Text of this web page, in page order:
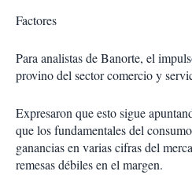
Factores
Para analistas de Banorte, el
provino del sector comercio y
Expresaron que esto sigue
que los fundamentales del
ganancias en varias cifras del
remesas débiles en el margen.